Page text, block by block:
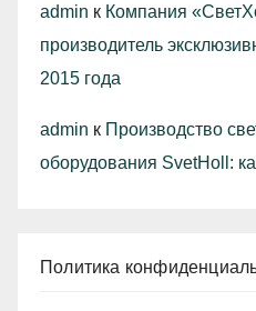
admin к Компания
производитель
2015 года
admin к Производство
оборудования SvetHoll:
Политика